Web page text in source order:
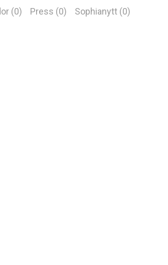
(0) Press (0) Sophianytt (0)